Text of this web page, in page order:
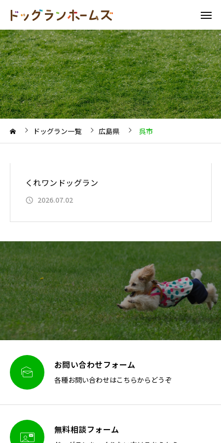
ドッグラン一覧 広島県 呉市
くれワンドッグラン
2026.07.02
 お問い合わせフォーム
各種お問い合わせはこちらからどうぞ
 無料相談フォーム